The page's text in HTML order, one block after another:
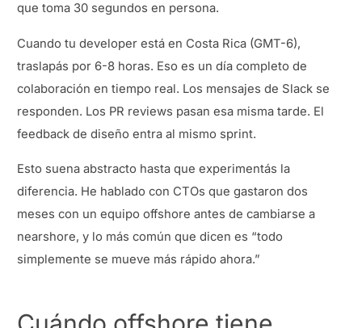
que toma 30 segundos en persona.
Cuando tu developer está en Costa Rica (GMT-6),
traslapás por 6-8 horas. Eso es un día completo de
colaboración en tiempo real. Los mensajes de Slack se
responden. Los PR reviews pasan esa misma tarde. El
feedback de diseño entra al mismo sprint.
Esto suena abstracto hasta que experimentás la
diferencia. He hablado con CTOs que gastaron dos
meses con un equipo offshore antes de cambiarse a
nearshore, y lo más común que dicen es “todo
simplemente se mueve más rápido ahora.”